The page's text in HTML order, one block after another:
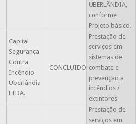
UBERLÂNDIA,
conforme
Projeto básico.
Capital
Segurança
Contra
Incêndio
Uberlândia
LTDA.
CONCLUIDO
Prestação de
serviços em
sistemas de
combate e
prevenção a
incêndios /
extintores
Prestação de
serviços em